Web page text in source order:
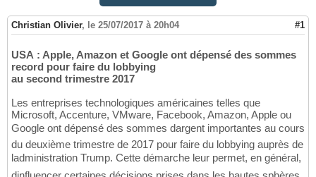
Christian Olivier, le 25/07/2017 à 20h04 #1
USA : Apple, Amazon et Google ont dépensé des sommes
record pour faire du lobbying
au second trimestre 2017
Les entreprises technologiques américaines telles que
Microsoft, Accenture, VMware, Facebook, Amazon, Apple ou
Google ont dépensé des sommes dargent importantes au cours
du deuxième trimestre de 2017 pour faire du lobbying auprès de
ladministration Trump. Cette démarche leur permet, en général,